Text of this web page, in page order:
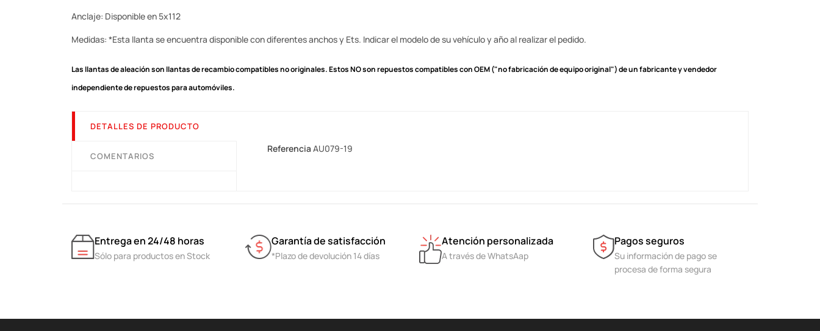
Anclaje: Disponible en 5x112
Medidas: *Esta llanta se encuentra disponible con diferentes anchos y Ets. Indicar el modelo de su vehículo y año al realizar el pedido.
Las llantas de aleación son llantas de recambio compatibles no originales.Estos NO son repuestos compatibles con OEM ("no fabricación de equipo original") de un fabricante y vendedor
independiente de repuestos para automóviles.
DETALLES DE PRODUCTO
COMENTARIOS
ReferenciaAU079-19
Entrega en 24/48 horas
Sólo para productos en Stock
Garantía de satisfacción
*Plazo de devolución 14 días
Atención personalizada
A través de WhatsAap
Pagos seguros
Su información de pago se
procesa de forma segura